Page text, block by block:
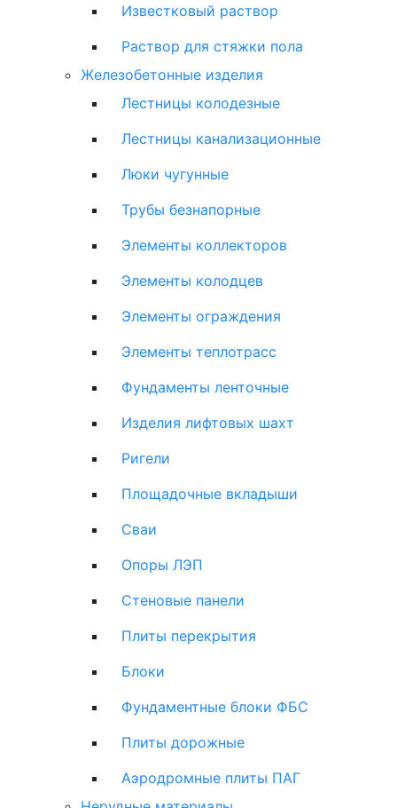
Известковый раствор
Раствор для стяжки пола
Железобетонные изделия
Лестницы колодезные
Лестницы канализационные
Люки чугунные
Трубы безнапорные
Элементы коллекторов
Элементы колодцев
Элементы ограждения
Элементы теплотрасс
Фундаменты ленточные
Изделия лифтовых шахт
Ригели
Площадочные вкладыши
Сваи
Опоры ЛЭП
Стеновые панели
Плиты перекрытия
Блоки
Фундаментные блоки ФБС
Плиты дорожные
Аэродромные плиты ПАГ